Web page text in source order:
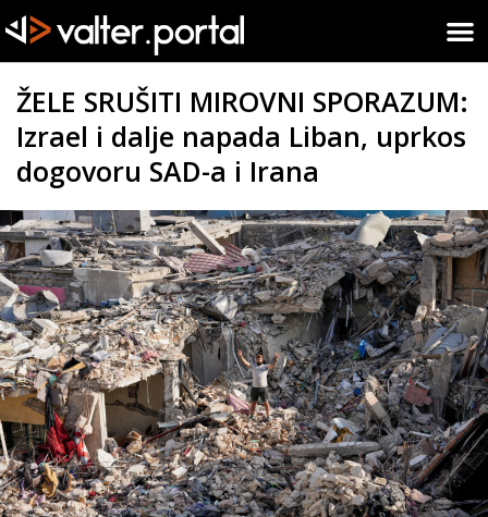
ŽELE SRUŠITI MIROVNI SPORAZUM:
Izrael i dalje napada Liban, uprkos
dogovoru SAD-a i Irana